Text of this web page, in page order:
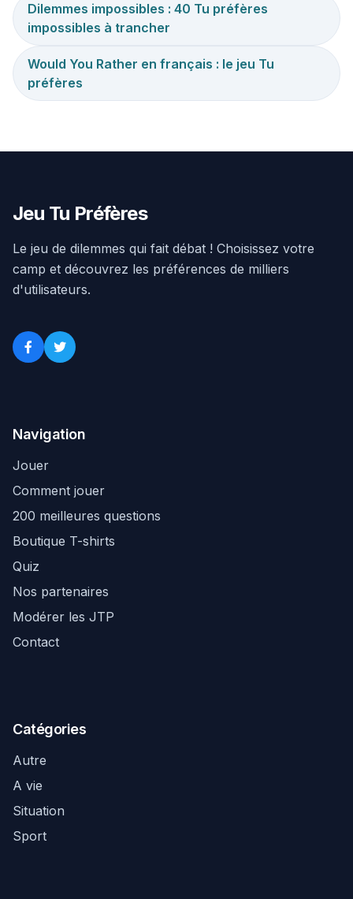
Dilemmes impossibles : 40 Tu préfères
impossibles à trancher
Would You Rather en français : le jeu Tu
préfères
Jeu Tu Préfères
Le jeu de dilemmes qui fait débat ! Choisissez votre
camp et découvrez les préférences de milliers
d'utilisateurs.
Navigation
Jouer
Comment jouer
200 meilleures questions
Boutique T-shirts
Quiz
Nos partenaires
Modérer les JTP
Contact
Catégories
Autre
A vie
Situation
Sport